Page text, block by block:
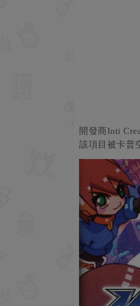
開發商Inti
該項目被卡普